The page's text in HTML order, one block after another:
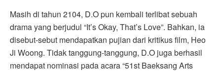
Masih di tahun 2104, D.O pun kembali terlibat sebuah
drama yang berjudul “It’s Okay, That’s Love”. Bahkan, ia
disebut-sebut mendapatkan pujian dari kritikus film, Heo
Ji Woong. Tidak tanggung-tanggung, D.O juga berhasil
mendapat nominasi pada acara “51st Baeksang Arts